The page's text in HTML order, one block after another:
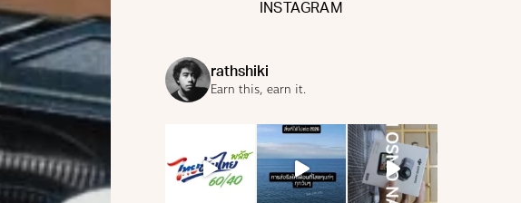
INSTAGRAM
rathshiki
Earn this, earn it.